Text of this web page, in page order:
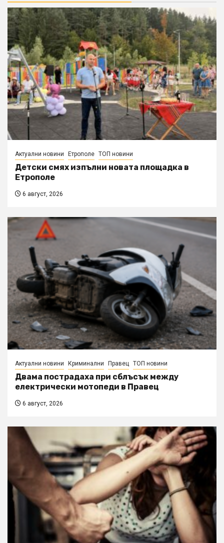
Актуални новини Етрополе ТОП новини
Детски смях изпълни новата площадка в
Етрополе
6 август, 2026
Актуални новини Криминални Правец ТОП новини
Двама пострадаха при сблъсък между
електрически мотопеди в Правец
6 август, 2026